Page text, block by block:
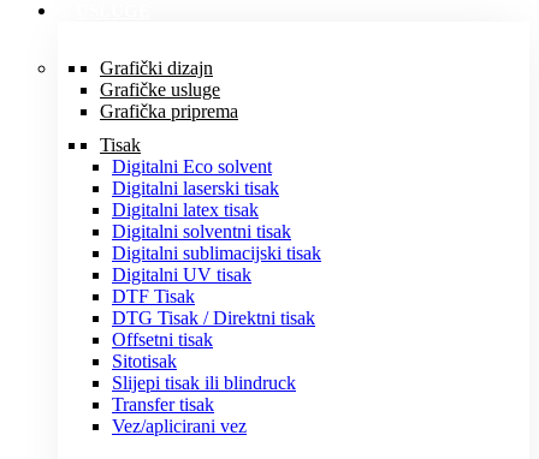
Grafički dizajn
Grafičke usluge
Grafička priprema
Tisak
Digitalni Eco solvent
Digitalni laserski tisak
Digitalni latex tisak
Digitalni solventni tisak
Digitalni sublimacijski tisak
Digitalni UV tisak
DTF Tisak
DTG Tisak / Direktni tisak
Offsetni tisak
Sitotisak
Slijepi tisak ili blindruck
Transfer tisak
Vez/aplicirani vez